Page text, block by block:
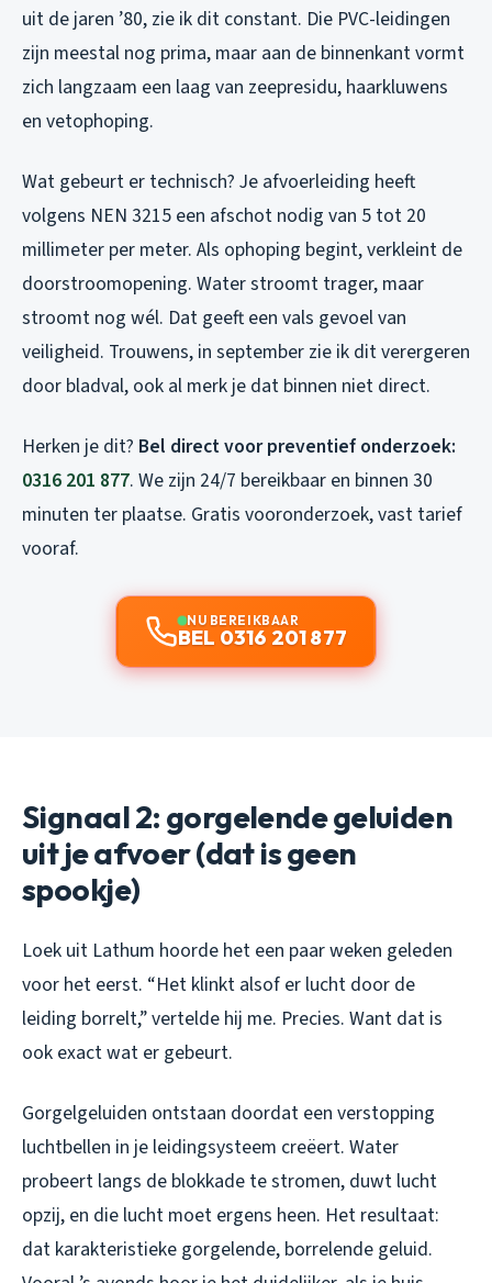
uit de jaren ’80, zie ik dit constant. Die PVC-leidingen
zijn meestal nog prima, maar aan de binnenkant vormt
zich langzaam een laag van zeepresidu, haarkluwens
en vetophoping.
Wat gebeurt er technisch? Je afvoerleiding heeft
volgens NEN 3215 een afschot nodig van 5 tot 20
millimeter per meter. Als ophoping begint, verkleint de
doorstroomopening. Water stroomt trager, maar
stroomt nog wél. Dat geeft een vals gevoel van
veiligheid. Trouwens, in september zie ik dit verergeren
door bladval, ook al merk je dat binnen niet direct.
Herken je dit? Bel direct voor preventief onderzoek:
0316 201 877. We zijn 24/7 bereikbaar en binnen 30
minuten ter plaatse. Gratis vooronderzoek, vast tarief
vooraf.
NU BEREIKBAAR
BEL 0316 201 877
Signaal 2: gorgelende geluiden
uit je afvoer (dat is geen
spookje)
Loek uit Lathum hoorde het een paar weken geleden
voor het eerst. “Het klinkt alsof er lucht door de
leiding borrelt,” vertelde hij me. Precies. Want dat is
ook exact wat er gebeurt.
Gorgelgeluiden ontstaan doordat een verstopping
luchtbellen in je leidingsysteem creëert. Water
probeert langs de blokkade te stromen, duwt lucht
opzij, en die lucht moet ergens heen. Het resultaat:
dat karakteristieke gorgelende, borrelende geluid.